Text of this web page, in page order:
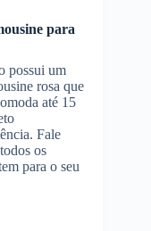
para
possui um
rosa que
até 15
Fale
os
para o seu